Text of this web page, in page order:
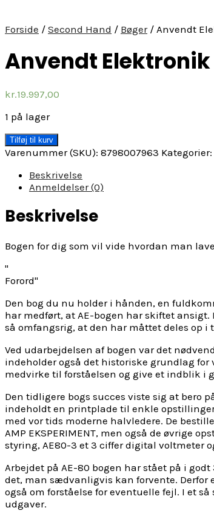
Forside / Second Hand / Bøger/ Anvendt
Anvendt Elektronik
kr.19.997,00
1 på lager
Anvendt
Elektronik
Jan
antal
Tilføj til kurv
Varenummer (SKU): 8798007963 Kategorier:
Beskrivelse
Anmeldelser (0)
Beskrivelse
Bogen for dig som vil vide hvordan man
Forord
Den bog du nu holder i hånden, en
har medført, at AE-bogen har skiftet
så omfangsrig, at den har måttet deles op i
Ved udarbejdelsen af bogen var det
indeholder også det historiske grundlag
medvirke til forståelsen og give et indblik i
Den tidligere bogs succes viste sig at bero
indeholdt en printplade til enkle
med vor tids moderne halvledere. De
AMP EKSPERIMENT, men også de øvrige
styring, AE80-3 et 3 ciffer digital voltmeter
Arbejdet på AE-80 bogen har stået på i
det, man sædvanligvis kan forvente.
også om forståelse for eventuelle fejl. I et
udgaver.